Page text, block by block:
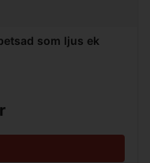
som ljus ek